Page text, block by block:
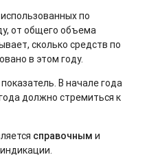
по
от общего объема
сколько средств по
в этом году.
В начале года
должно стремиться к
справочным и